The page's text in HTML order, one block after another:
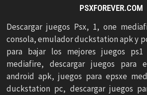
PSXFOREVER.COM
Descargar juegos Psx, 1, one
consola, emulador duckstation apk y
para bajar los mejores juegos
mediafire, descargar juegos para
android apk, juegos para epsxe
duckstation pc, descargar juegos